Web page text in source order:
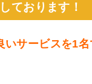
ております！
いサービスを1